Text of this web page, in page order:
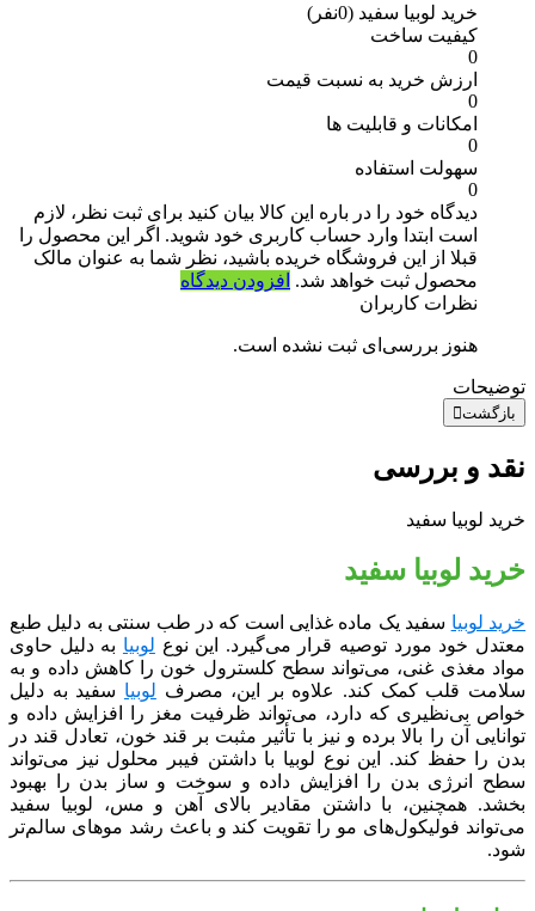
خرید لوبیا سفید (0نفر)
کیفیت ساخت
0
ارزش خرید به نسبت قیمت
0
امکانات و قابلیت ها
0
سهولت استفاده
0
دیدگاه خود را در باره این کالا بیان کنید برای ثبت نظر، لازم
است ابتدا وارد حساب کاربری خود شوید. اگر این محصول را
قبلا از این فروشگاه خریده باشید، نظر شما به عنوان مالک
محصول ثبت خواهد شد. افزودن دیدگاه
نظرات کاربران
هنوز بررسی‌ای ثبت نشده است.
توضیحات
بازگشت
نقد و بررسی
خرید لوبیا سفید
خرید لوبیا سفید
خرید لوبیا سفید یک ماده غذایی است که در طب سنتی به دلیل طبع
معتدل خود مورد توصیه قرار می‌گیرد. این نوع لوبیا به دلیل حاوی
مواد مغذی غنی، می‌تواند سطح کلسترول خون را کاهش داده و به
سلامت قلب کمک کند. علاوه بر این، مصرف لوبیا سفید به دلیل
خواص بی‌نظیری که دارد، می‌تواند ظرفیت مغز را افزایش داده و
توانایی آن را بالا برده و نیز با تأثیر مثبت بر قند خون، تعادل قند در
بدن را حفظ کند. این نوع لوبیا با داشتن فیبر محلول نیز می‌تواند
سطح انرژی بدن را افزایش داده و سوخت و ساز بدن را بهبود
بخشد. همچنین، با داشتن مقادیر بالای آهن و مس، لوبیا سفید
می‌تواند فولیکول‌های مو را تقویت کند و باعث رشد موهای سالم‌تر
شود.